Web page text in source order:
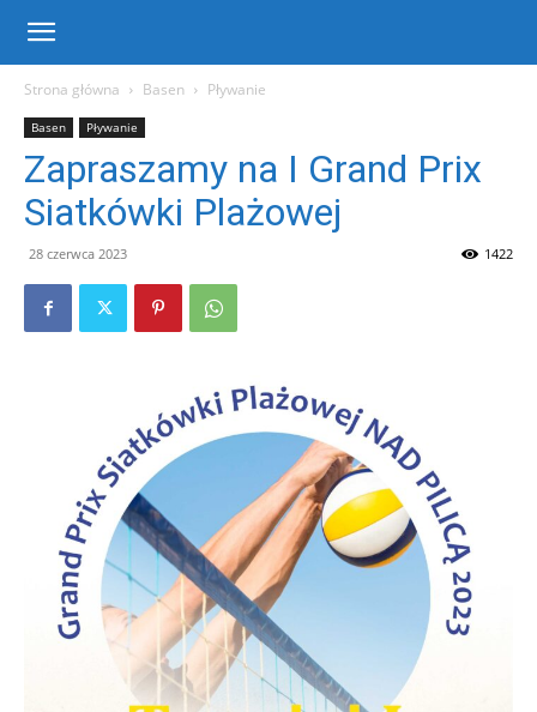
Centrum
Sportu
Rekreacji
Strona główna Basen Pływanie
Basen Pływanie
Zapraszamy na I Grand Prix
Siatkówki Plażowej
28 czerwca 2023 1422